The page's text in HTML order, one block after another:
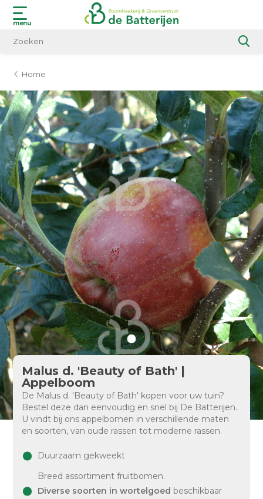
menu
Home
Malus d. 'Beauty of Bath' |
Appelboom
De Malus d. 'Beauty of Bath' kopen voor uw tuin?
Bestel deze dan eenvoudig en snel bij De Batterijen.
U vindt bij ons appelbomen in verschillende maten
en soorten, van oude rassen tot moderne rassen.
Duurzaam gekweekt
Breed assortiment fruitbomen.
Diverse soorten in wortelgoed beschikbaar